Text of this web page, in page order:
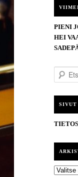
PIENI
HEI
t
SIVUT